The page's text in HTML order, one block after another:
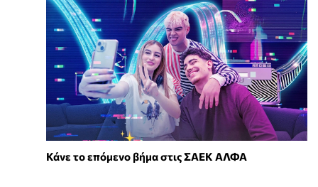
Κάνε το επόμενο βήμα στις ΣΑΕΚ ΑΛΦΑ